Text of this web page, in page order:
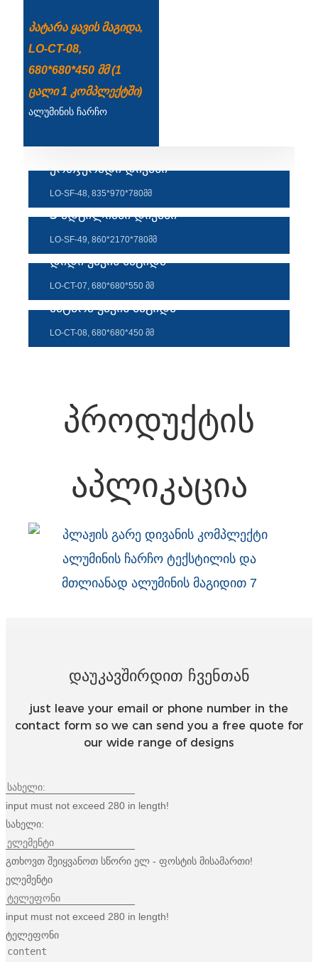
O'zbek
ئۇيغۇرچە
პატარა ყავის მაგიდა,
LO-CT-08,
680*680*450 მმ (1
ცალი 1 კომპლექტში)
ალუმინის ჩარჩო
ერთჯერადი დივანი
LO-SF-48, 835*970*780მმ
3 ადგილიანი დივანი
LO-SF-49, 860*2170*780მმ
დიდი ყავის მაგიდა
LO-CT-07, 680*680*550 მმ
პატარა ყავის მაგიდა
LO-CT-08, 680*680*450 მმ
პროდუქტის
აპლიკაცია
Დაუკავშირდით Ჩვენთან
just leave your email or phone number in the
contact form so we can send you a free quote for
our wide range of designs
input must not exceed 280 in length!
სახელი:
გთხოვთ შეიყვანოთ სწორი ელ - ფოსტის მისამართი!
ელემენტი
input must not exceed 280 in length!
ტელეფონი